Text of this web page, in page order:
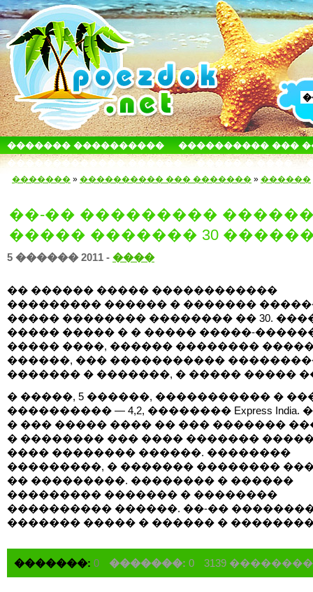
������� ����������
���������� ���
������������� ������
����� � ����
������� » ���������� ��� ������� » ������
��-�� ���������
����� ������� 30
5 ������ 2011 - ����
�� ������ ����� ������������
��������� ������ � �������
����� �������� �������� �� 30.
����� ����� � � ����� �����-
����� ����, ������ ��������
������, ��� ����������� ���������
������� � �������, � ����� �����
� �����, 5 ������, ����������� �
���������� — 4,2, �������� Express India.
� ��� ����� ���� �� ��� �������
� �������� ��� ���� �������
���� �������� ������. ��������
���������, � ������� ��������
�� ���������. �������� � ������
��������� ������� � ��������
���������� ������. ��-��
������� ����� � ������ �
�������: 0 �������: 0 3139